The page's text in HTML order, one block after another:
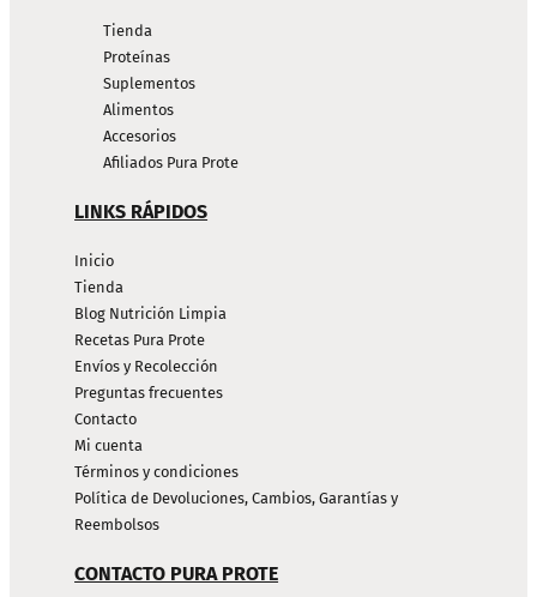
Tienda
Proteínas
Suplementos
Alimentos
Accesorios
Afiliados Pura Prote
LINKS RÁPIDOS
Inicio
Tienda
Blog Nutrición Limpia
Recetas Pura Prote
Envíos y Recolección
Preguntas frecuentes
Contacto
Mi cuenta
Términos y condiciones
Política de Devoluciones, Cambios, Garantías y
Reembolsos
CONTACTO PURA PROTE